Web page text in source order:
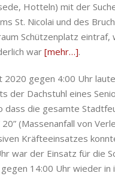
Hotteln) mit der
St. Nicolai und des
Schützenplatz
war [mehr…].
gegen 4:00 Uhr
der Dachstuhl eines
dass die gesamte
20” (Massenanfall von
Kräfteeinsatzes
war der Einsatz für die
14:00 Uhr wieder